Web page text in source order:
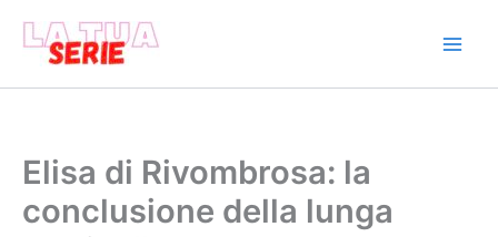
contenuto
Elisa di Rivombrosa: la
conclusione della lunga